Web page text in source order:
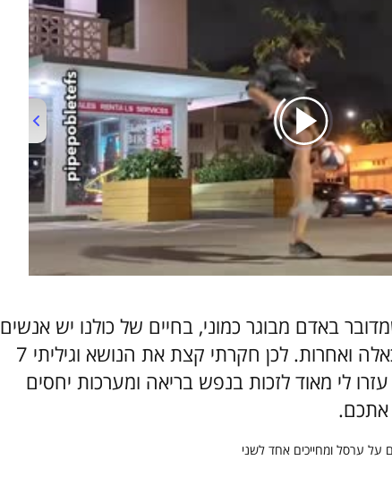
00:00/01:08
בן 7 כבני ובין שמדובר באדם מבוגר כמוני, בחיים של כולנו יש אנשים
שקשה להתמודד איתם מסיבות כאלה ואחרות. לכן חקרתי קצת את הנושא וגיליתי 7
לי מאוד לזכות בנפש בריאה ומערכות יחסים
אתכם.